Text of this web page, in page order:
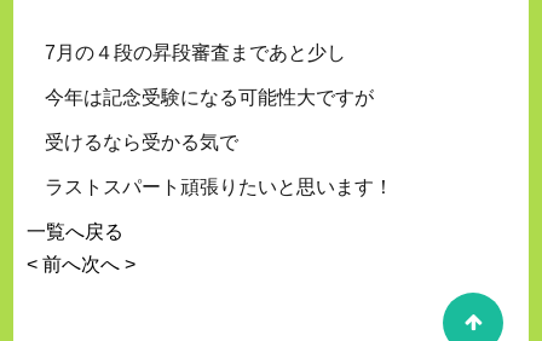
7月の４段の昇段審査まであと少し
今年は記念受験になる可能性大ですが
受けるなら受かる気で
ラストスパート頑張りたいと思います！
一覧へ戻る
< 前へ次へ >